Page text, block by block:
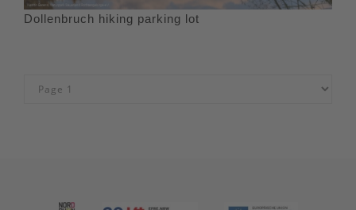
Dollenbruch hiking parking lot